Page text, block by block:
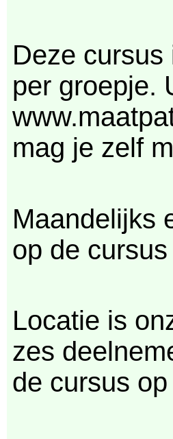
Deze
per groepje.
mag je zelf
Maandelijks
op de
Locatie is
zes
de cursus